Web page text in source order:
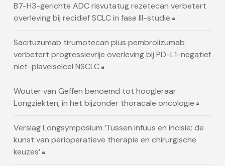
B7-H3-gerichte ADC risvutatug rezetecan verbetert
overleving bij recidief SCLC in fase III-studie
Sacituzumab tirumotecan plus pembrolizumab
verbetert progressievrije overleving bij PD-L1-negatief
niet-plaveiselcel NSCLC
Wouter van Geffen benoemd tot hoogleraar
Longziekten, in het bijzonder thoracale oncologie
Verslag Longsymposium ‘Tussen infuus en incisie: de
kunst van perioperatieve therapie en chirurgische
keuzes’